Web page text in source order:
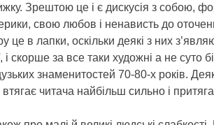
Зрештою це і є дискусія з собою,
свою любов і ненависть до
це в лапки, оскільки деякі з них
і скорше за все таки художні а не суто
знаменитостей 70-80-х років.
читача найбільш сильно і